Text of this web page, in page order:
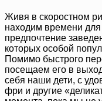
Живя в скоростном
находим времени
предпочтение
которых особой
Помимо быстрого
посещаем его в
себя наши дети, с
фри и другие